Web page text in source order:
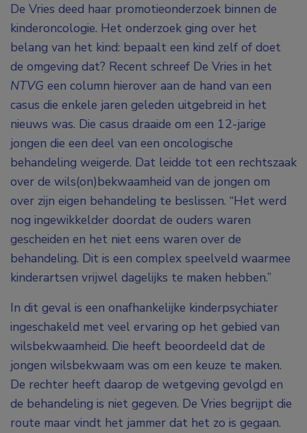
De Vries deed haar promotieonderzoek binnen de
kinderoncologie. Het onderzoek ging over het
belang van het kind: bepaalt een kind zelf of doet
de omgeving dat? Recent schreef De Vries in het
NTVG een column hierover aan de hand van een
casus die enkele jaren geleden uitgebreid in het
nieuws was. Die casus draaide om een 12-jarige
jongen die een deel van een oncologische
behandeling weigerde. Dat leidde tot een rechtszaak
over de wils(on)bekwaamheid van de jongen om
over zijn eigen behandeling te beslissen. “Het werd
nog ingewikkelder doordat de ouders waren
gescheiden en het niet eens waren over de
behandeling. Dit is een complex speelveld waarmee
kinderartsen vrijwel dagelijks te maken hebben.”
In dit geval is een onafhankelijke kinderpsychiater
ingeschakeld met veel ervaring op het gebied van
wilsbekwaamheid. Die heeft beoordeeld dat de
jongen wilsbekwaam was om een keuze te maken.
De rechter heeft daarop de wetgeving gevolgd en
de behandeling is niet gegeven. De Vries begrijpt die
route maar vindt het jammer dat het zo is gegaan.